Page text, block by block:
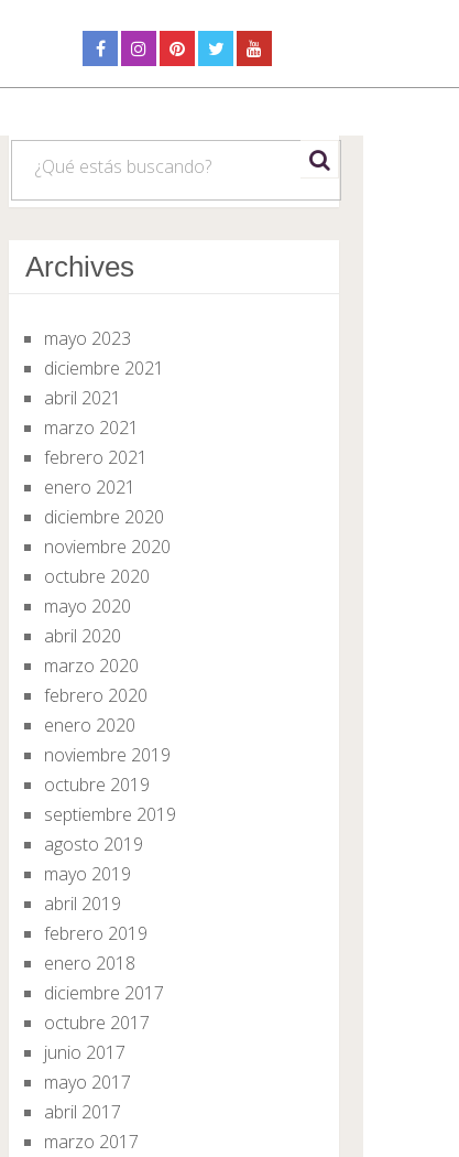
Search
Archives
mayo 2023
diciembre 2021
abril 2021
marzo 2021
febrero 2021
enero 2021
diciembre 2020
noviembre 2020
octubre 2020
mayo 2020
abril 2020
marzo 2020
febrero 2020
enero 2020
noviembre 2019
octubre 2019
septiembre 2019
agosto 2019
mayo 2019
abril 2019
febrero 2019
enero 2018
diciembre 2017
octubre 2017
junio 2017
mayo 2017
abril 2017
marzo 2017